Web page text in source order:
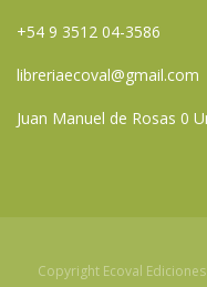
+54 9 3512 04-3586
libreriaecoval@gmail.com
Juan Manuel de Rosas 0
Copyright Ecoval